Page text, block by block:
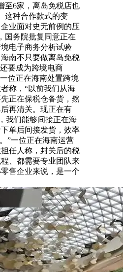
至6家，离岛免税店也
这种合作款式的变
业面对史无前例的压
国务院批复同意正在
电子商务分析试验
南不只要做离岛免税
要成为跨境电商
位正在海南处置跨境
称，“以前我们从海
正在保税仓备货，然
再清关。现正在有
我们能够间接正在海
单后间接发货，效率
”一位正在海南运营
任人称，封关后的税
、都需要专业团队来
售企业来说，是一个